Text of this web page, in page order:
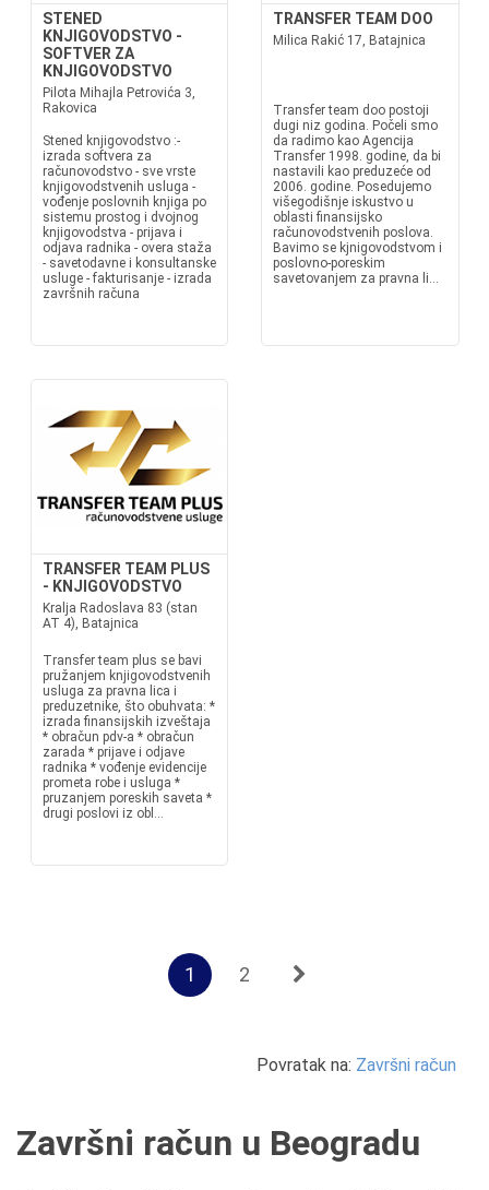
STENED
KNJIGOVODSTVO -
SOFTVER ZA
KNJIGOVODSTVO
Pilota Mihajla Petrovića 3,
Rakovica
Stened knjigovodstvo :-
izrada softvera za
računovodstvo - sve vrste
knjigovodstvenih usluga -
vođenje poslovnih knjiga po
sistemu prostog i dvojnog
knjigovodstva - prijava i
odjava radnika - overa staža
- savetodavne i konsultanske
usluge - fakturisanje - izrada
završnih računa
TRANSFER TEAM DOO
Milica Rakić 17, Batajnica
Transfer team doo postoji
dugi niz godina. Počeli smo
da radimo kao Agencija
Transfer 1998. godine, da bi
nastavili kao preduzeće od
2006. godine. Posedujemo
višegodišnje iskustvo u
oblasti finansijsko
računovodstvenih poslova.
Bavimo se kjnigovodstvom i
poslovno-poreskim
savetovanjem za pravna li...
TRANSFER TEAM PLUS
- KNJIGOVODSTVO
Kralja Radoslava 83 (stan
AT 4), Batajnica
Transfer team plus se bavi
pružanjem knjigovodstvenih
usluga za pravna lica i
preduzetnike, što obuhvata: *
izrada finansijskih izveštaja
* obračun pdv-a * obračun
zarada * prijave i odjave
radnika * vođenje evidencije
prometa robe i usluga *
pruzanjem poreskih saveta *
drugi poslovi iz obl...
1 2
Povratak na: Završni račun
Završni račun u Beogradu